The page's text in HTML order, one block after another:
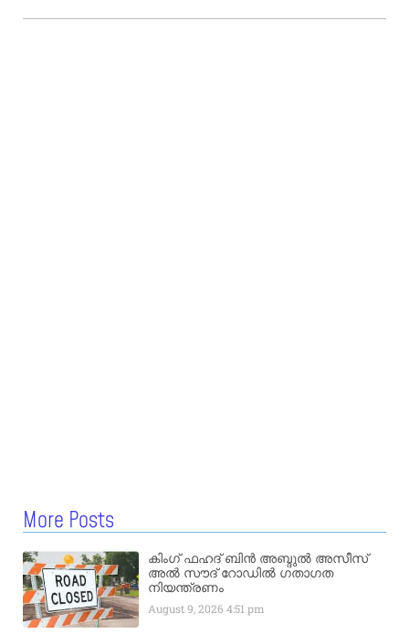
More Posts
കിംഗ് ഫഹദ് ബിൻ അബ്ദുൽ അസീസ്
അൽ സൗദ് റോഡിൽ ഗതാഗത
നിയന്ത്രണം
August 9, 20264:51 pm